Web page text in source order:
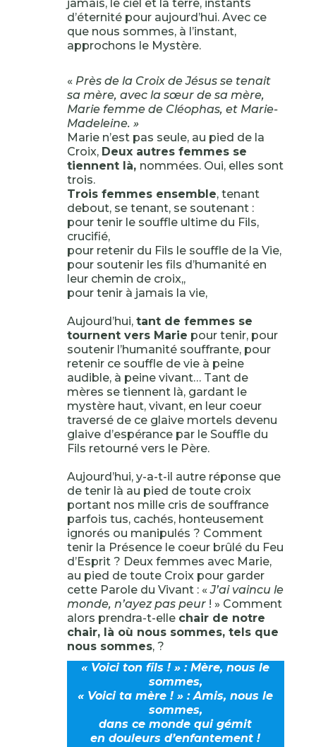
jamais, le ciel et la terre, instants
d’éternité pour aujourd’hui. Avec ce
que nous sommes, à l’instant,
approchons le Mystère.
« Près de la Croix de Jésus se tenait
sa mère, avec la sœur de sa mère,
Marie femme de Cléophas, et Marie-
Madeleine. »
Marie n’est pas seule, au pied de la
Croix, Deux autres femmes se
tiennent là, nommées. Oui, elles sont
trois.
Trois femmes ensemble, tenant
debout, se tenant, se soutenant :
pour tenir le souffle ultime du Fils,
crucifié,
pour retenir du Fils le souffle de la Vie,
pour soutenir les fils d’humanité en
leur chemin de croix,,
pour tenir à jamais la vie,
Aujourd’hui, tant de femmes se
tournent vers Marie pour tenir, pour
soutenir l’humanité souffrante, pour
retenir ce souffle de vie à peine
audible, à peine vivant… Tant de
mères se tiennent là, gardant le
mystère haut, vivant, en leur coeur
traversé de ce glaive mortels devenu
glaive d’espérance par le Souffle du
Fils retourné vers le Père.
Aujourd’hui, y-a-t-il autre réponse que
de tenir là au pied de toute croix
portant nos mille cris de souffrance
parfois tus, cachés, honteusement
ignorés ou manipulés ? Comment
tenir la Présence le coeur brûlé du Feu
d’Esprit ? Deux femmes avec Marie,
au pied de toute Croix pour garder
cette Parole du Vivant : «J’ai vaincu le
monde, n’ayez pas peur! » Comment
alors prendra-t-elle chair de notre
chair, là où nous sommes, tels que
nous sommes, ?
« Voici ton fils ! » : Mère, nous le
sommes,
« Voici ta mère ! » : Amis, nous le
sommes,
dans ce monde qui gémit
en douleurs d’enfantement !